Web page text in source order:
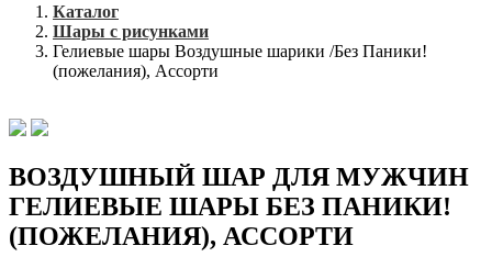
Каталог
Шары с рисунками
Гелиевые шары Воздушные шарики /Без Паники!
(пожелания), Ассорти
ВОЗДУШНЫЙ ШАР ДЛЯ МУЖЧИН
ГЕЛИЕВЫЕ ШАРЫ БЕЗ ПАНИКИ!
(ПОЖЕЛАНИЯ), АССОРТИ